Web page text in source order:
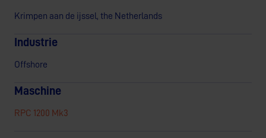
Krimpen aan de ijssel, the Netherlands
Industrie
Offshore
Maschine
RPC 1200 Mk3